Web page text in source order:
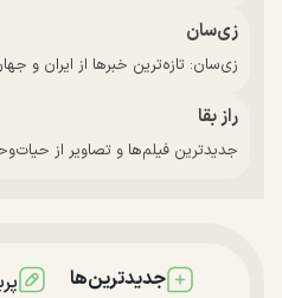
زی‌سان
زی‌سان: تازه‌ترین خبرها از ایران و
راز بقا
جدیدترین فیلم‌ها و تصاویر از
جدیدترین‌ها